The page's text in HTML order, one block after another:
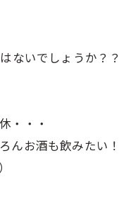
ないでしょうか？？
・・・
んお酒も飲みたい！